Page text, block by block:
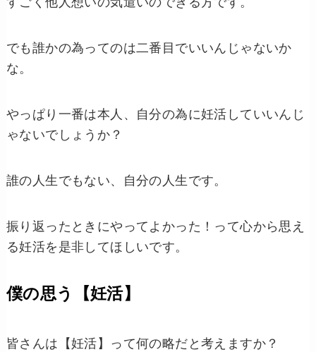
でも誰かの為ってのは二番目でいいんじゃないか
な。
やっぱり一番は本人、自分の為に妊活していいんじ
ゃないでしょうか？
誰の人生でもない、自分の人生です。
振り返ったときにやってよかった！って心から思え
る妊活を是非してほしいです。
僕の思う【妊活】
皆さんは【妊活】って何の略だと考えますか？